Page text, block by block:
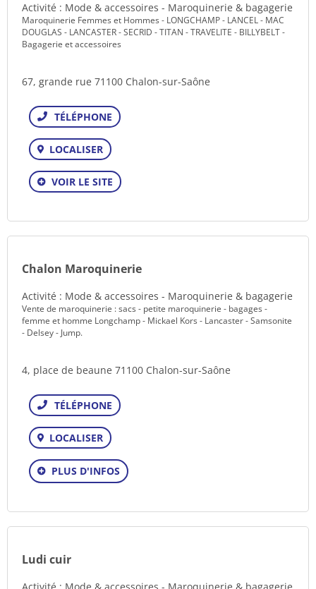
Activité : Mode & accessoires - Maroquinerie & bagagerie
Maroquinerie Femmes et Hommes - LONGCHAMP - LANCEL - MAC
DOUGLAS - LANCASTER - SECRID - TITAN - TRAVELITE - BILLYBELT -
Bagagerie et accessoires
67, grande rue 71100 Chalon-sur-Saône
Téléphone
LOCALISER
VOIR LE SITE
Chalon Maroquinerie
Activité : Mode & accessoires - Maroquinerie & bagagerie
Vente de maroquinerie : sacs - petite maroquinerie - bagages -
femme et homme Longchamp - Mickael Kors - Lancaster - Samsonite
- Delsey - Jump.
4, place de beaune 71100 Chalon-sur-Saône
Téléphone
LOCALISER
PLUS D'INFOS
Ludi cuir